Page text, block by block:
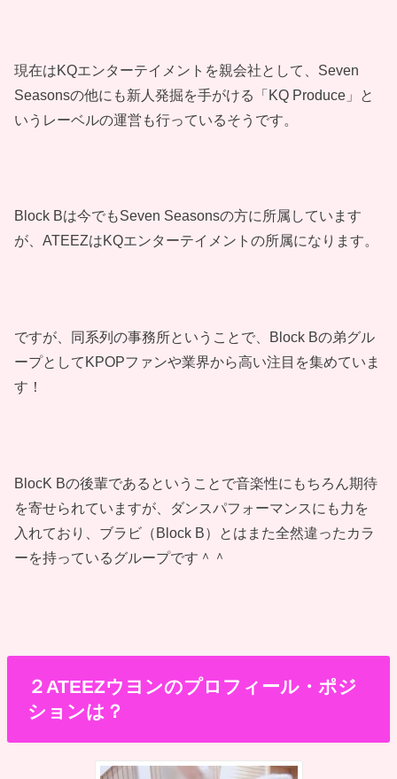
現在はKQエンターテイメントを親会社として、Seven
Seasonsの他にも新人発掘を手がける「KQ Produce」と
いうレーベルの運営も行っているそうです。
Block Bは今でもSeven Seasonsの方に所属しています
が、ATEEZはKQエンターテイメントの所属になります。
ですが、同系列の事務所ということで、Block Bの弟グル
ープとしてKPOPファンや業界から高い注目を集めていま
す！
BlocK Bの後輩であるということで音楽性にもちろん期待
を寄せられていますが、ダンスパフォーマンスにも力を
入れており、ブラビ（Block B）とはまた全然違ったカラ
ーを持っているグループです＾＾
２ATEEZウヨンのプロフィール・ポジ
ションは？